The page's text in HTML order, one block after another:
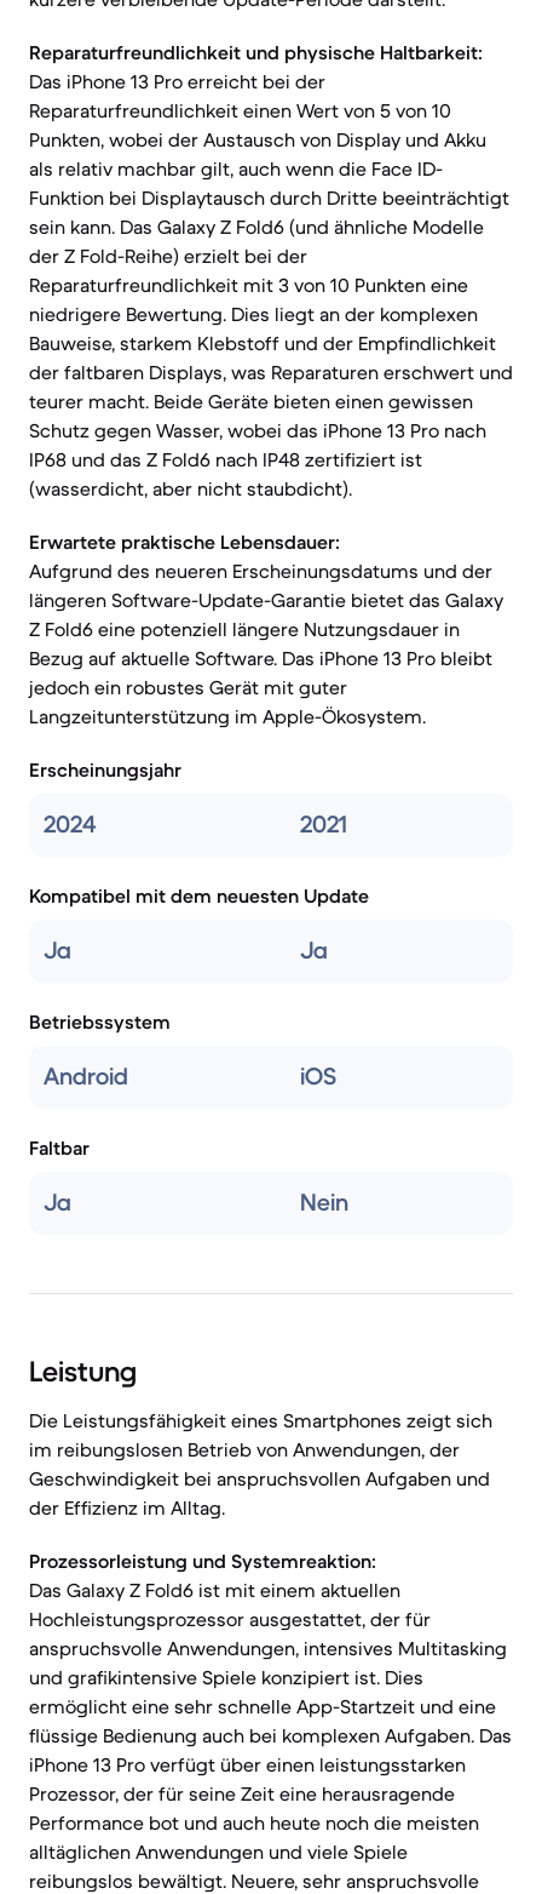
Reparaturfreundlichkeit und physische Haltbarkeit:
Das iPhone 13 Pro erreicht bei der
Reparaturfreundlichkeit einen Wert von 5 von 10
Punkten, wobei der Austausch von Display und Akku
als relativ machbar gilt, auch wenn die Face ID-
Funktion bei Displaytausch durch Dritte beeinträchtigt
sein kann. Das Galaxy Z Fold6 (und ähnliche Modelle
der Z Fold-Reihe) erzielt bei der
Reparaturfreundlichkeit mit 3 von 10 Punkten eine
niedrigere Bewertung. Dies liegt an der komplexen
Bauweise, starkem Klebstoff und der Empfindlichkeit
der faltbaren Displays, was Reparaturen erschwert und
teurer macht. Beide Geräte bieten einen gewissen
Schutz gegen Wasser, wobei das iPhone 13 Pro nach
IP68 und das Z Fold6 nach IP48 zertifiziert ist
(wasserdicht, aber nicht staubdicht).
Erwartete praktische Lebensdauer:
Aufgrund des neueren Erscheinungsdatums und der
längeren Software-Update-Garantie bietet das Galaxy
Z Fold6 eine potenziell längere Nutzungsdauer in
Bezug auf aktuelle Software. Das iPhone 13 Pro bleibt
jedoch ein robustes Gerät mit guter
Langzeitunterstützung im Apple-Ökosystem.
Erscheinungsjahr
2024 2021
Kompatibel mit dem neuesten Update
Ja Ja
Betriebssystem
Android iOS
Faltbar
Ja Nein
Leistung
Die Leistungsfähigkeit eines Smartphones zeigt sich
im reibungslosen Betrieb von Anwendungen, der
Geschwindigkeit bei anspruchsvollen Aufgaben und
der Effizienz im Alltag.
Prozessorleistung und Systemreaktion:
Das Galaxy Z Fold6 ist mit einem aktuellen
Hochleistungsprozessor ausgestattet, der für
anspruchsvolle Anwendungen, intensives Multitasking
und grafikintensive Spiele konzipiert ist. Dies
ermöglicht eine sehr schnelle App-Startzeit und eine
flüssige Bedienung auch bei komplexen Aufgaben. Das
iPhone 13 Pro verfügt über einen leistungsstarken
Prozessor, der für seine Zeit eine herausragende
Performance bot und auch heute noch die meisten
alltäglichen Anwendungen und viele Spiele
reibungslos bewältigt. Neuere, sehr anspruchsvolle